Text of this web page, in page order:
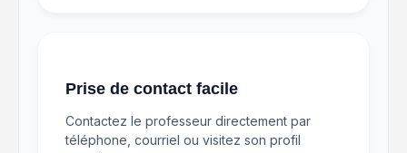
Prise de contact facile
Contactez le professeur directement par
téléphone, courriel ou visitez son profil